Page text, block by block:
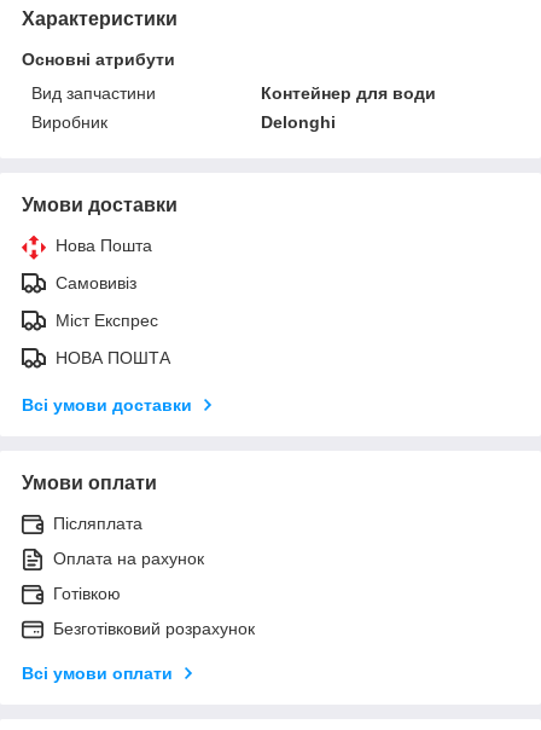
Характеристики
Основні атрибути
Вид запчастини
Контейнер для води
Виробник
Delonghi
Умови доставки
Нова Пошта
Самовивіз
Міст Експрес
НОВА ПОШТА
Всі умови доставки
Умови оплати
Післяплата
Оплата на рахунок
Готівкою
Безготівковий розрахунок
Всі умови оплати